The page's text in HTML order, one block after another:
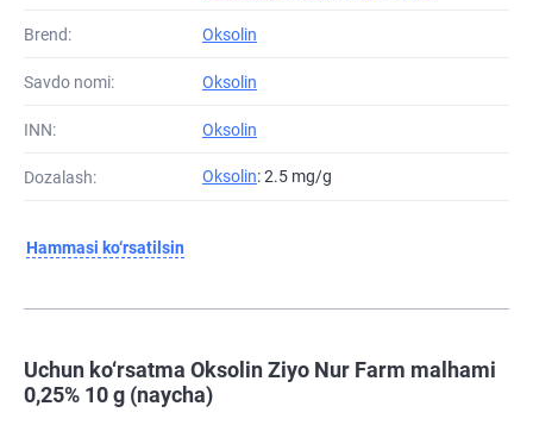
Brend: Oksolin
Savdo nomi: Oksolin
INN: Oksolin
Dozalash: Oksolin: 2.5 mg/g
Hammasi ko‘rsatilsin
Uchun ko‘rsatma Oksolin Ziyo Nur Farm malhami
0,25% 10 g (naycha)